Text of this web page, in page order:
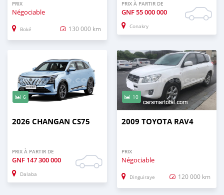
PRIX
Négociable
Boké 130 000 km
PRIX À PARTIR DE
GNF55 000 000
Conakry
6
2026 CHANGAN CS75
PRIX À PARTIR DE
GNF 147 300 000
Dalaba
10
2009 TOYOTA RAV4
PRIX
Négociable
Dinguiraye 120 000 km